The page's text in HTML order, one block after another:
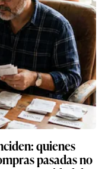
quienes
pasadas no